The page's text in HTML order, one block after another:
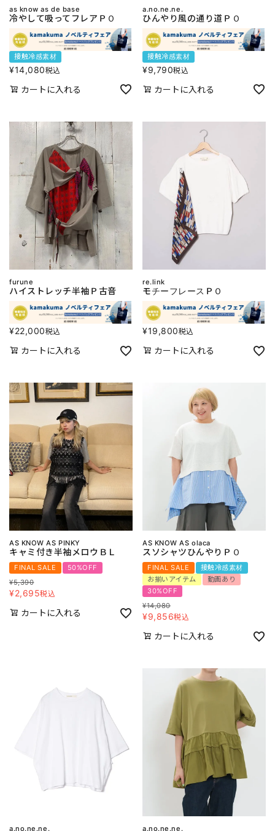
as know as de base
冷やして吸ってフレアＰＯ
接触冷感素材
¥14,080税込
カートに入れる
a.no.ne.ne.
ひんやり風の通り道ＰＯ
接触冷感素材
¥9,790税込
カートに入れる
furune
ハイストレッチ半袖Ｐ古音
¥22,000税込
カートに入れる
re.link
モチーフレースＰＯ
¥19,800税込
カートに入れる
AS KNOW AS PINKY
キャミ付き半袖メロウＢＬ
FINAL SALE
50%OFF
¥5,390
¥2,695税込
カートに入れる
AS KNOW AS olaca
スソシャツひんやりＰＯ
FINAL SALE
接触冷感素材
お揃いアイテム
動画あり
30%OFF
¥14,080
¥9,856税込
カートに入れる
a.no.ne.ne. a.no.ne.ne.